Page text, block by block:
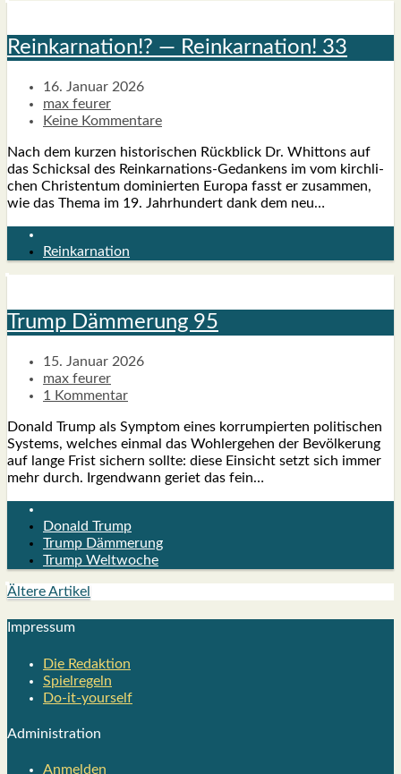
Reinkar­na­ti­on!? — Reinkar­na­ti­on! 33
16. Januar 2026
max feurer
Keine Kommentare
Nach dem kur­zen his­to­ri­schen Rück­blick Dr. Whit­tons auf
das Schick­sal des Rein­kar­na­­ti­ons-Gedan­kens im vom kirch­li­
chen Chris­ten­tum domi­nier­ten Euro­pa fasst er zusam­men,
wie das The­ma im 19. Jahr­hun­dert dank dem neu…
Reinkarnation
Trump Däm­me­rung 95
15. Januar 2026
max feurer
1 Kommentar
Donald Trump als Sym­ptom eines kor­rum­pier­ten poli­ti­schen
Sys­tems, wel­ches ein­mal das Wohl­erge­hen der Bevöl­ke­rung
auf lan­ge Frist sichern soll­te: die­se Ein­sicht setzt sich immer
mehr durch. Irgend­wann geriet das fein…
Donald Trump
Trump Dämmerung
Trump Weltwoche
Ältere Artikel
Impres­sum
Die Redak­ti­on
Spiel­re­geln
Do-it-your­s­elf
Admi­nis­tra­ti­on
Anmelden